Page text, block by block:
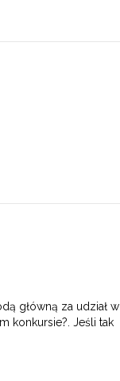
główną za udział w
konkursie?. Jeśli tak